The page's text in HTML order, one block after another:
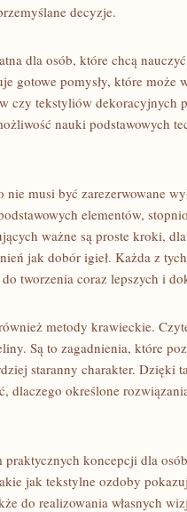
decyzje.
dla osób, które chcą
gotowe pomysły, które może
czy tekstyliów dekoracyjnych
nauki podstawowych
musi być zarezerwowane
elementów,
ważne są proste kroki,
jak dobór igieł. Każda z
tworzenia coraz lepszych i
metody krawieckie.
Są to zagadnienia, które
staranny charakter. Dzięki
dlaczego określone
koncepcji dla
jak tekstylne ozdoby
do realizowania własnych